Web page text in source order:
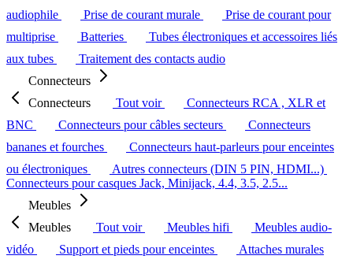
audiophile
Prise de courant murale
Prise de courant pour
multiprise
Batteries
Tubes électroniques et accessoires liés
aux tubes
Traitement des contacts audio
Connecteurs
Connecteurs
Tout voir
Connecteurs RCA , XLR et
BNC
Connecteurs pour câbles secteurs
Connecteurs
bananes et fourches
Connecteurs haut-parleurs pour enceintes
ou électroniques
Autres connecteurs (DIN 5 PIN, HDMI...)
Connecteurs pour casques Jack, Minijack, 4.4, 3.5, 2.5...
Meubles
Meubles
Tout voir Meubles hifi
Meubles audio-
vidéo
Support et pieds pour enceintes
Attaches murales